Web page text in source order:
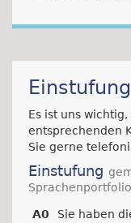
Einstufung
Es ist uns
entsprechenden
Sie gerne
Einstufung
Sprachenportfolio
A0
Sie haben